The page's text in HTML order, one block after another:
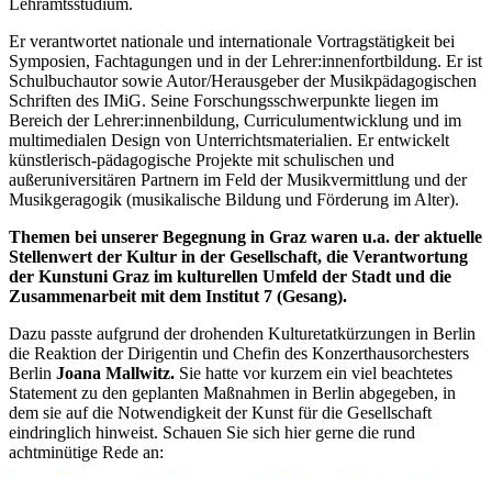
Er verantwortet nationale und internationale Vortragstätigkeit bei
Symposien, Fachtagungen und in der Lehrer:innenfortbildung. Er ist
Schulbuchautor sowie Autor/Herausgeber der Musikpädagogischen
Schriften des IMiG. Seine Forschungsschwerpunkte liegen im
Bereich der Lehrer:innenbildung, Curriculumentwicklung und im
multimedialen Design von Unterrichtsmaterialien. Er entwickelt
künstlerisch-pädagogische Projekte mit schulischen und
außeruniversitären Partnern im Feld der Musikvermittlung und der
Musikgeragogik (musikalische Bildung und Förderung im Alter).
Themen bei unserer Begegnung in Graz waren u.a. der aktuelle
Stellenwert der Kultur in der Gesellschaft, die Verantwortung
der Kunstuni Graz im kulturellen Umfeld der Stadt und die
Zusammenarbeit mit dem Institut 7 (Gesang).
Dazu passte aufgrund der drohenden Kulturetatkürzungen in Berlin
die Reaktion der Dirigentin und Chefin des Konzerthausorchesters
Berlin Joana Mallwitz. Sie hatte vor kurzem ein viel beachtetes
Statement zu den geplanten Maßnahmen in Berlin abgegeben, in
dem sie auf die Notwendigkeit der Kunst für die Gesellschaft
eindringlich hinweist. Schauen Sie sich hier gerne die rund
achtminütige Rede an: